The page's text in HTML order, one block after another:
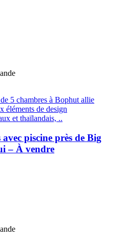
5 chambres à Bophut allie
éléments de design
et thaïlandais, ..
piscine près de Big
– À vendre